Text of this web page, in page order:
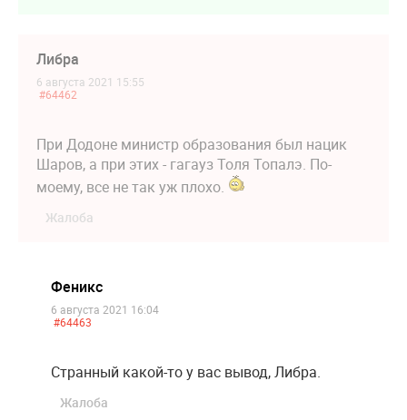
Либра
6 августа 2021 15:55
#64462
При Додоне министр образования был нацик
Шаров, а при этих - гагауз Толя Топалэ. По-
моему, все не так уж плохо.
Жалоба
Феникс
6 августа 2021 16:04
#64463
Странный какой-то у вас вывод, Либра.
Жалоба